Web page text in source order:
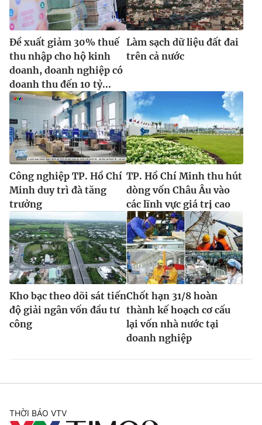
Đề xuất giảm 30% thuế
thu nhập cho hộ kinh
doanh, doanh nghiệp có
doanh thu đến 10 tỷ...
Làm sạch dữ liệu đất đai
trên cả nước
Công nghiệp TP. Hồ Chí
Minh duy trì đà tăng
trưởng
TP. Hồ Chí Minh thu hút
dòng vốn Châu Âu vào
các lĩnh vực giá trị cao
Kho bạc theo dõi sát tiến
độ giải ngân vốn đầu tư
công
Chốt hạn 31/8 hoàn
thành kế hoạch cơ cấu
lại vốn nhà nước tại
doanh nghiệp
THỜI BÁO VTV